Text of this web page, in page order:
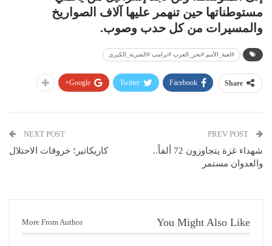
مستوطناتها حين تنهمر عليها آلاف الصواريخ
والمسيرات من كل حدب وصوب.
#لعبة_الأمم #بحر_العرب #ترامب #الضربة_الكبرى
Share
Facebook
Twitter
Google+
شهداء غزة يتجاوزون 72 ألفاً..
والعدوان مستمر
NEXT POST
كاريكاتير؛ خروقات الاحتلال
You Might Also Like
More From Author